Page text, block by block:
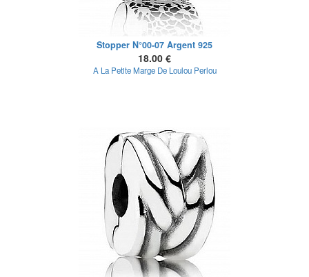
Stopper N°00-07 Argent 925
18.00 €
A La Petite Marge De Loulou Perlou